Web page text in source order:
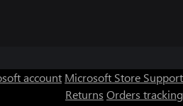
account Microsoft Store Support
Returns Orders tracking